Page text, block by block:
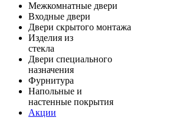
Межкомнатные двери
ШПОНИРОВАНЫЕ
ЭКОШПОН
ИЗ МАССИВА СОСНЫ
Входные двери
МЕТАЛЛИЧЕСКИЕ ДВЕРИ
В КВАРТИРУ
ДЛЯ ДОМА
Двери скрытого монтажа
СТЕКЛЯННЫЕ
ЗЕРКАЛЬНЫЕ
Изделия из
стекла
ДВЕРИ
ДУШЕВЫЕ КАБИНЫ И ПЕРЕГОРОДКИ
ОГРАЖДЕНИЯ И СТУПЕНИ
Двери специального
назначения
ПРОТИВОПОЖАРНЫЕ
Фурнитура
ДВЕРНЫЕ РУЧКИ
Напольные и
настенные покрытия
Акции